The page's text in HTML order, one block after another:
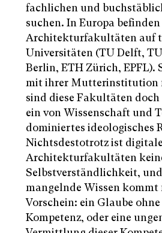
fachlichen und
suchen. In Europa
Architekturfakultäten auf
Universitäten (TU Delft,
Berlin, ETH Zürich, EPFL).
mit ihrer Mutterinstitution
sind diese Fakultäten
ein von Wissenschaft und
dominiertes ideologisches
Nichtsdestotrotz ist
Architekturfakultäten
Selbstverständlichkeit, und
mangelnde Wissen kommt
Vorschein: ein Glaube
Kompetenz, oder eine